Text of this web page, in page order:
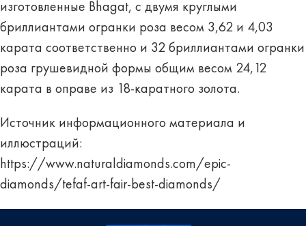
изготовленные Bhagat, с двумя круглыми
бриллиантами огранки роза весом 3,62 и 4,03
карата соответственно и 32 бриллиантами огранки
роза грушевидной формы общим весом 24,12
карата в оправе из 18-каратного золота.
Источник информационного материала и
иллюстраций:
https://www.naturaldiamonds.com/epic-
diamonds/tefaf-art-fair-best-diamonds/